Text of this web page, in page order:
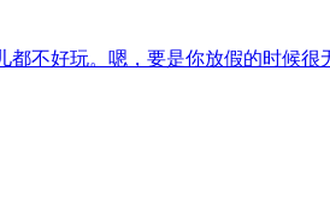
都不好玩。嗯，要是你放假的时候很